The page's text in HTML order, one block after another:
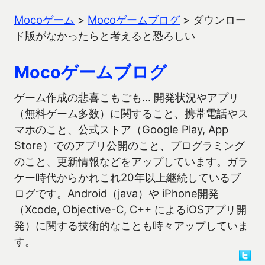
Mocoゲーム > Mocoゲームブログ> ダウンロー
ド版がなかったらと考えると恐ろしい
Mocoゲームブログ
ゲーム作成の悲喜こもごも… 開発状況やアプリ
（無料ゲーム多数）に関すること、携帯電話やス
マホのこと、公式ストア（Google Play, App
Store）でのアプリ公開のこと、プログラミング
のこと、更新情報などをアップしています。ガラ
ケー時代からかれこれ20年以上継続しているブ
ログです。Android（java）や iPhone開発
（Xcode, Objective-C, C++ によるiOSアプリ開
発）に関する技術的なことも時々アップしていま
す。